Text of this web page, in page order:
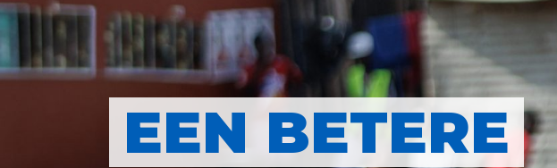
EEN BETERE